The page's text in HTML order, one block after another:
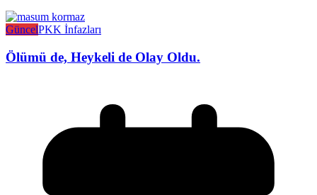
GüncelPKK İnfazları
Ölümü de, Heykeli de Olay Oldu.